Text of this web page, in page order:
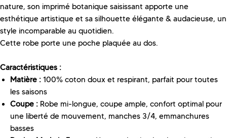
nature, son imprimé botanique saisissant apporte une
esthétique artistique et sa silhouette élégante & audacieuse, un
style incomparable au quotidien.
Cette robe porte une poche plaquée au dos.
Caractéristiques :
Matière : 100% coton doux et respirant, parfait pour toutes
les saisons
Coupe : Robe mi-longue, coupe ample, confort optimal pour
une liberté de mouvement, manches 3/4, emmanchures
basses